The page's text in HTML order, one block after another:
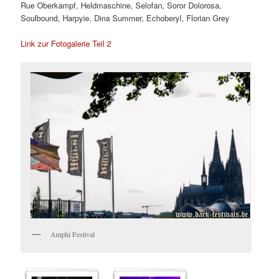
Rue Oberkampf, Heldmaschine, Selofan, Soror Dolorosa,
Soulbound, Harpyie, Dina Summer, Echoberyl, Florian Grey
Link zur Fotogalerie Teil 2
Amphi Festival